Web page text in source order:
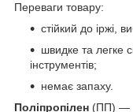
Переваги товару:
стійкий до іржі,
швидке та легке
інструментів;
немає запаху.
Поліпропілен (ПП) —